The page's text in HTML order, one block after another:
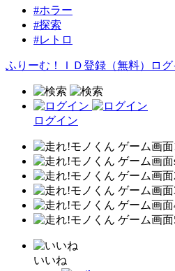
#ホラー
#探索
#レトロ
ふりーむ！ＩＤ登録（無料） ロ
ログイン
いいね